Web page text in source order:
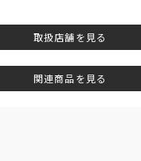
取扱店舗を見る
関連商品を見る